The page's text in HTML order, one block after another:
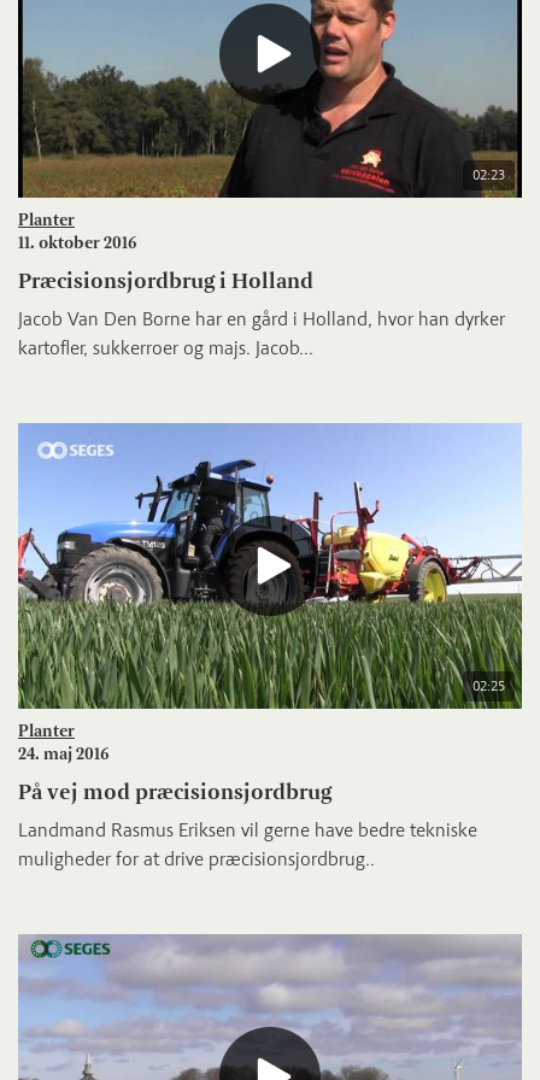
02:23
Planter
11. oktober 2016
Præcisionsjordbrug i Holland
Jacob Van Den Borne har en gård i Holland, hvor han dyrker
kartofler, sukkerroer og majs. Jacob...
02:25
Planter
24. maj 2016
På vej mod præcisionsjordbrug
Landmand Rasmus Eriksen vil gerne have bedre tekniske
muligheder for at drive præcisionsjordbrug..